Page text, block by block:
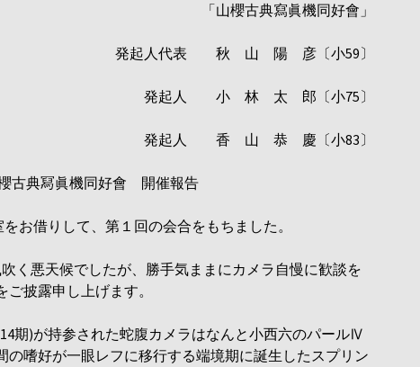
「山櫻古典寫眞機同好會」
発起人代表 秋 山 陽 彦〔小59〕
発起人 小 林 太 郎〔小75〕
発起人 香 山 恭 慶〔小83〕
古典冩眞機同好會 開催報告
お借りして、第１回の会合をもちました。
く悪天候でしたが、勝手気ままにカメラ自慢に歓談を
披露申し上げます。
期)が持参された蛇腹カメラはなんと小西六のパールⅣ
の嗜好が一眼レフに移行する端境期に誕生したスプリン